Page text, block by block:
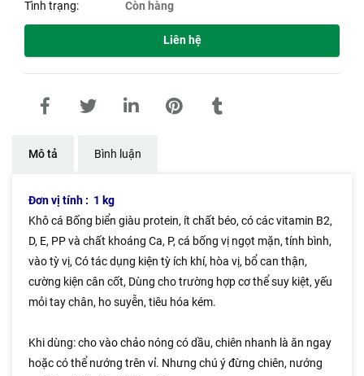
Tình trạng: Còn hàng
Liên hệ
Mô tả Bình luận
Đơn vị tính : 1 kg
Khô cá Bống biển giàu protein, ít chất béo, có các vitamin B2,
D, E, PP và chất khoáng Ca, P, cá bống vị ngọt mặn, tính bình,
vào tỳ vị, Có tác dụng kiện tỳ ích khí, hòa vị, bổ can thận,
cường kiện cân cốt, Dùng cho trường hợp cơ thể suy kiệt, yếu
mỏi tay chân, ho suyễn, tiêu hóa kém.
Khi dùng: cho vào chảo nóng có dầu, chiên nhanh là ăn ngay
hoặc có thể nướng trên vỉ. Nhưng chú ý đừng chiên, nướng